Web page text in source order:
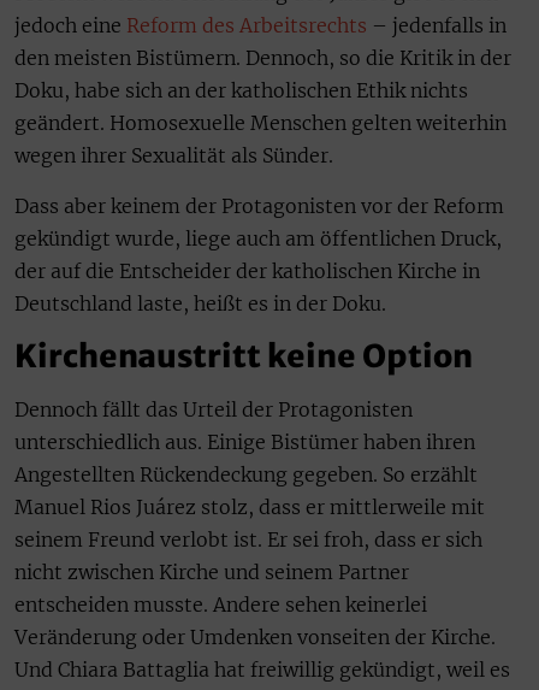
jedoch eine Reform des Arbeitsrechts – jedenfalls in
den meisten Bistümern. Dennoch, so die Kritik in der
Doku, habe sich an der katholischen Ethik nichts
geändert. Homosexuelle Menschen gelten weiterhin
wegen ihrer Sexualität als Sünder.
Dass aber keinem der Protagonisten vor der Reform
gekündigt wurde, liege auch am öffentlichen Druck,
der auf die Entscheider der katholischen Kirche in
Deutschland laste, heißt es in der Doku.
Kirchenaustritt keine Option
Dennoch fällt das Urteil der Protagonisten
unterschiedlich aus. Einige Bistümer haben ihren
Angestellten Rückendeckung gegeben. So erzählt
Manuel Rios Juárez stolz, dass er mittlerweile mit
seinem Freund verlobt ist. Er sei froh, dass er sich
nicht zwischen Kirche und seinem Partner
entscheiden musste. Andere sehen keinerlei
Veränderung oder Umdenken vonseiten der Kirche.
Und Chiara Battaglia hat freiwillig gekündigt, weil es